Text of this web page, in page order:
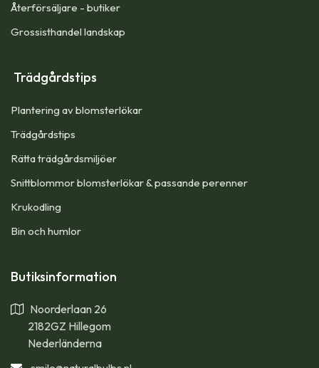
Återförsäljare - butiker
Grossisthandel landskap
Trädgårdstips
Plantering av blomsterlökar
Trädgårdstips
Rätta trädgårdsmiljöer
Snittblommor blomsterlökar & passande perenner
Krukodling
Bin och humlor
Butiksinformation
Noorderlaan 26
2182GZ Hillegom
Nederländerna